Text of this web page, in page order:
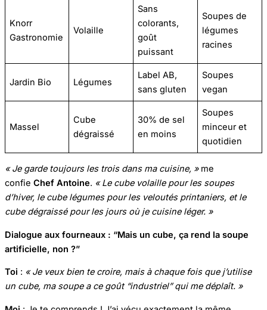
Knorr
Gastronomie
Volaille
Sans
colorants,
goût
puissant
Soupes de
légumes
racines
Jardin Bio Légumes
Label AB,
sans gluten
Soupes
vegan
Massel
Cube
dégraissé
30% de sel
en moins
Soupes
minceur et
quotidien
« Je garde toujours les trois dans ma cuisine, »me
confie Chef Antoine. « Le cube volaille pour les soupes
d’hiver, le cube légumes pour les veloutés printaniers, et le
cube dégraissé pour les jours où je cuisine léger. »
Dialogue aux fourneaux : “Mais un cube, ça rend la soupe
artificielle, non ?”
Toi : « Je veux bien te croire, mais à chaque fois que j’utilise
un cube, ma soupe a ce goût “industriel” qui me déplaît. »